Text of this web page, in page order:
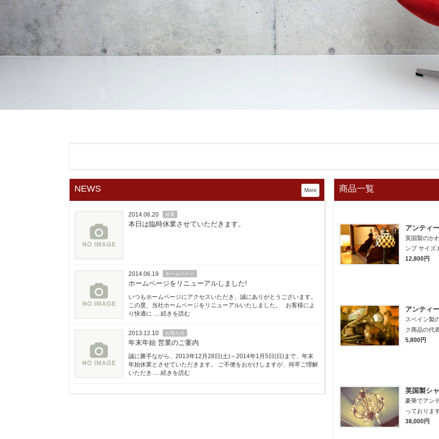
NEWS More
2014.06.20 休業
本日は臨時休業させていただきます。
2014.06.19 ホームページ
ホームページをリニューアルしました!
いつもホームページにアクセスいただき、誠にありがとうございます。
この度、当社ホームページをリニューアルいたしました。 お客様によ
り快適に .....続きを読む
2013.12.10 お知らせ
年末年始 営業のご案内
誠に勝手ながら、2013年12月28日(土)～2014年1月5日(日)まで、年末
年始休業とさせていただきます。 ご不便をおかけしますが、何卒ご理解
いただき .....続きを読む
商品一覧
アンティ
英国製のか
ンプ サイズ
12,800円
アンティ
スペイン製
ク商品の代
5,800円
英国製シ
豪華でアン
っておりま
38,000円